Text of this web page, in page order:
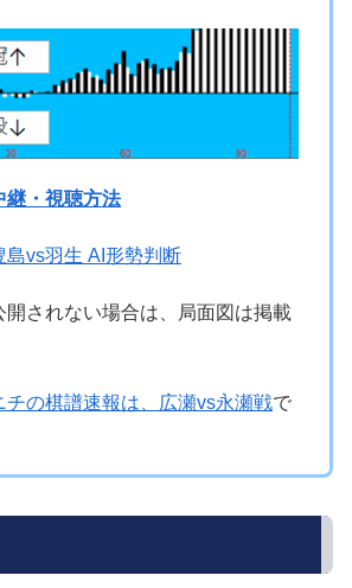
継・視聴方法
島vs羽生 AI形勢判断
されない場合は、局面図は掲載
チの棋譜速報は、広瀬vs永瀬戦で